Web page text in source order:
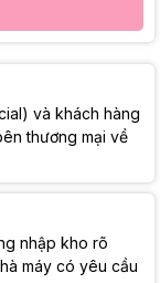
và khách hàng
thương mại về
nhập kho rõ
máy có yêu cầu